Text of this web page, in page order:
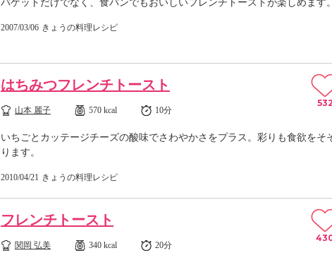
バゲットだけでなく、食パンでもおいしいフレンチトーストが楽しめます。
2007/03/06 きょうの料理レシピ
はちみつフレンチトースト
山本 麗子 570 kcal 10分
いちごとカッテージチーズの酸味でさわやかさをプラス。彩りも食欲をそ
ります。
2010/04/21 きょうの料理レシピ
532
フレンチトースト
関岡 弘美 340 kcal 20分